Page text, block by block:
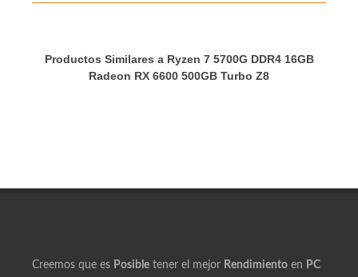
Productos Similares a Ryzen 7 5700G DDR4 16GB
Radeon RX 6600 500GB Turbo Z8
Creemos que es Posible tener el mejor Rendimiento en PC